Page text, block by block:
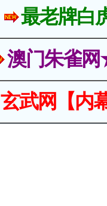
最老牌白
澳门朱雀
玄武网【内